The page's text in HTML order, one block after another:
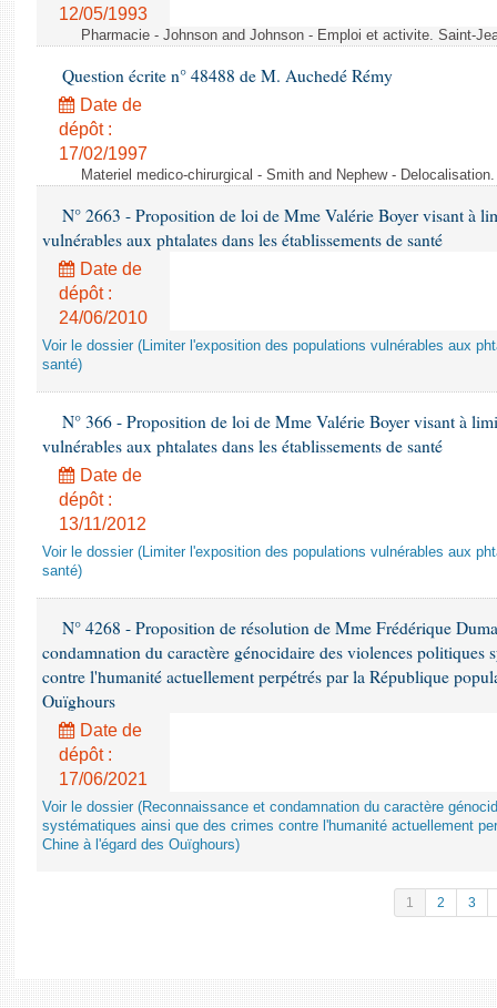
12/05/1993
Pharmacie - Johnson and Johnson - Emploi et activite. Saint-
Question écrite n° 48488 de M. Auchedé Rémy
Date de
dépôt :
17/02/1997
Materiel medico-chirurgical - Smith and Nephew -
N° 2663 - Proposition de loi de Mme Valérie Boyer visant à
vulnérables aux phtalates dans les établissements de santé
Date de
dépôt :
24/06/2010
Voir le dossier (Limiter l'exposition des populations vulnérables aux
santé)
N° 366 - Proposition de loi de Mme Valérie Boyer visant à
vulnérables aux phtalates dans les établissements de santé
Date de
dépôt :
13/11/2012
Voir le dossier (Limiter l'exposition des populations vulnérables aux
santé)
N° 4268 - Proposition de résolution de Mme Frédérique
condamnation du caractère génocidaire des violences politiques
contre l'humanité actuellement perpétrés par la République
Ouïghours
Date de
dépôt :
17/06/2021
Voir le dossier (Reconnaissance et condamnation du caractère
systématiques ainsi que des crimes contre l'humanité actuellement
Chine à l'égard des Ouïghours)
1 2 3